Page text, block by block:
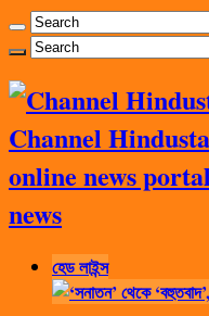
Channel
online news
news
হেড লাইন্স